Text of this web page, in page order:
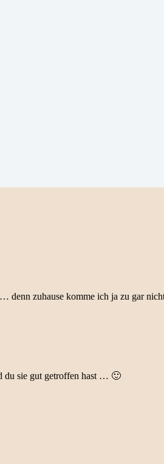
denn zuhause komme ich ja zu gar
du sie gut getroffen hast … 🙂